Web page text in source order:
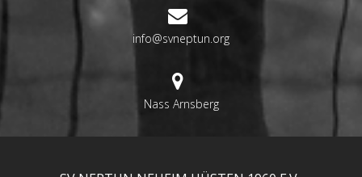
info@svneptun.org
Nass Arnsberg